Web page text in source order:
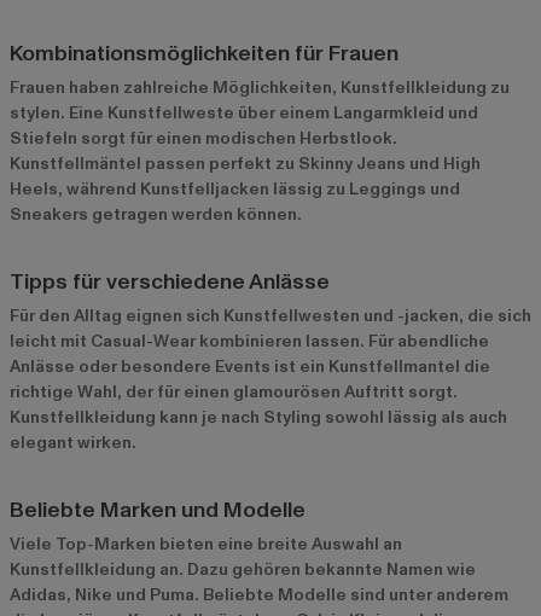
Kombinationsmöglichkeiten für Frauen
Frauen haben zahlreiche Möglichkeiten, Kunstfellkleidung zu
stylen. Eine Kunstfellweste über einem Langarmkleid und
Stiefeln sorgt für einen modischen Herbstlook.
Kunstfellmäntel passen perfekt zu Skinny Jeans und High
Heels, während Kunstfelljacken lässig zu Leggings und
Sneakers getragen werden können.
Tipps für verschiedene Anlässe
Für den Alltag eignen sich Kunstfellwesten und -jacken, die sich
leicht mit Casual-Wear kombinieren lassen. Für abendliche
Anlässe oder besondere Events ist ein Kunstfellmantel die
richtige Wahl, der für einen glamourösen Auftritt sorgt.
Kunstfellkleidung kann je nach Styling sowohl lässig als auch
elegant wirken.
Beliebte Marken und Modelle
Viele Top-Marken bieten eine breite Auswahl an
Kunstfellkleidung an. Dazu gehören bekannte Namen wie
Adidas, Nike und Puma. Beliebte Modelle sind unter anderem